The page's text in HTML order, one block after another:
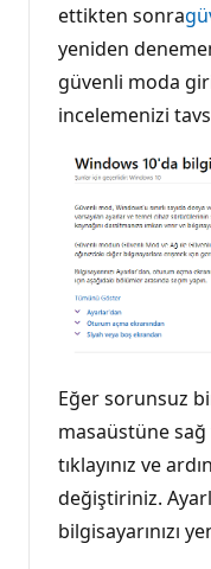
ettikten sonra
yeniden
güvenli moda
incelemenizi
Eğer sorunsuz
masaüstüne sağ
tıklayınız ve
değiştiriniz.
bilgisayarınızı